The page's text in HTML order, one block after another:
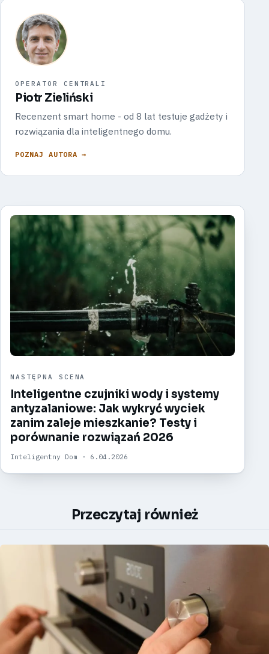
OPERATOR CENTRALI
Piotr Zieliński
Recenzent smart home - od 8 lat testuje gadżety i
rozwiązania dla inteligentnego domu.
POZNAJ AUTORA →
NASTĘPNA SCENA
Inteligentne czujniki wody i systemy
antyzalaniowe: Jak wykryć wyciek
zanim zaleje mieszkanie? Testy i
porównanie rozwiązań 2026
Inteligentny Dom · 6.04.2026
Przeczytaj również